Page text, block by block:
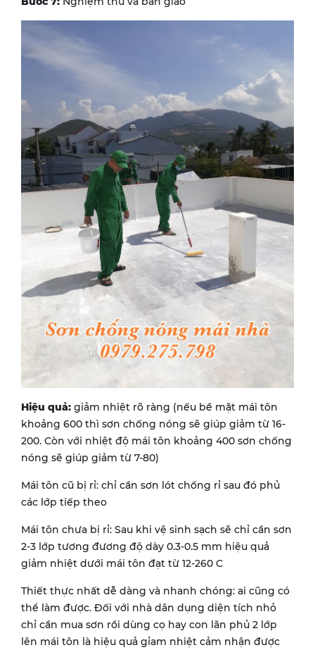
Hiệu quả: giảm nhiệt rõ ràng (nếu bề mặt mái tôn
khoảng 600 thì sơn chống nóng sẽ giúp giảm từ 16-
200. Còn với nhiệt độ mái tôn khoảng 400 sơn chống
nóng sẽ giúp giảm từ 7-80)
Mái tôn cũ bị rỉ: chỉ cần sơn lót chống rỉ sau đó phủ
các lớp tiếp theo
Mái tôn chưa bị rỉ: Sau khi vệ sinh sạch sẽ chỉ cần sơn
2-3 lớp tương đương độ dày 0.3-0.5 mm hiệu quả
giảm nhiệt dưới mái tôn đạt từ 12-260 C
Thiết thực nhất dễ dàng và nhanh chóng: ai cũng có
thể làm được. Đối với nhà dân dụng diện tích nhỏ
chỉ cần mua sơn rồi dùng cọ hay con lăn phủ 2 lớp
lên mái tôn là hiệu quả gỉam nhiệt cảm nhận được